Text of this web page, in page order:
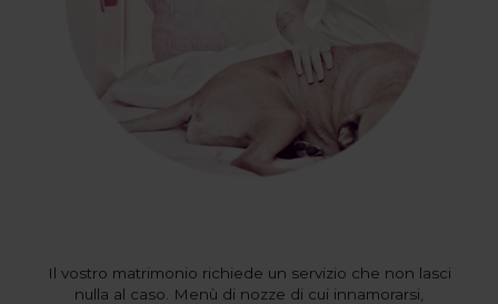
Il vostro matrimonio richiede un servizio che non lasci
nulla al caso. Menù di nozze di cui innamorarsi,